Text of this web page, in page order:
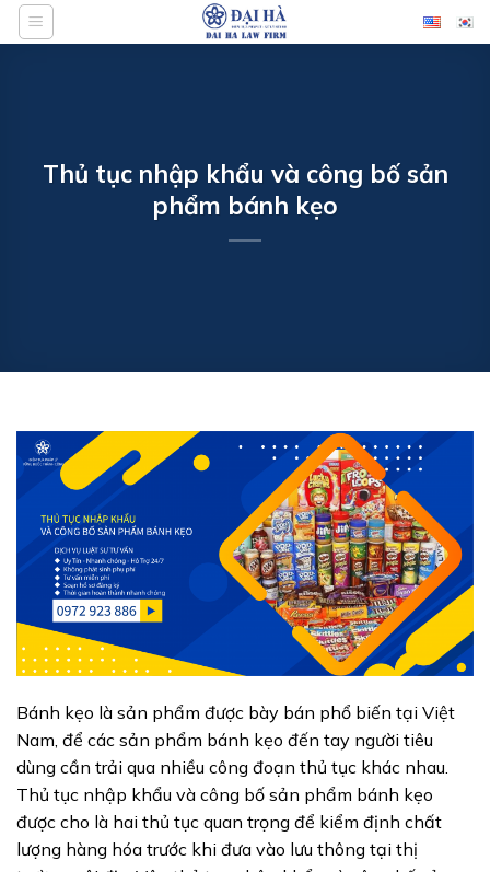
Bỏ
qua
Thủ tục nhập khẩu và công bố sản
phẩm bánh kẹo
Bánh kẹo là sản phẩm được bày bán phổ biến tại Việt
Nam, để các sản phẩm bánh kẹo đến tay người tiêu
dùng cần trải qua nhiều công đoạn thủ tục khác nhau.
Thủ tục nhập khẩu và công bố sản phẩm bánh kẹo
được cho là hai thủ tục quan trọng để kiểm định chất
lượng hàng hóa trước khi đưa vào lưu thông tại thị